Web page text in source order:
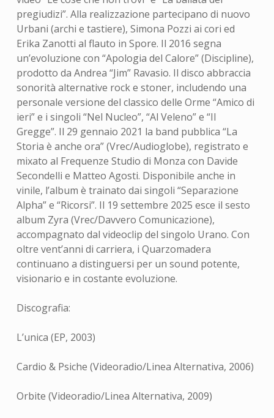
pregiudizi”. Alla realizzazione partecipano di nuovo
Urbani (archi e tastiere), Simona Pozzi ai cori ed
Erika Zanotti al flauto in Spore. Il 2016 segna
un’evoluzione con “Apologia del Calore” (Discipline),
prodotto da Andrea “Jim” Ravasio. Il disco abbraccia
sonorità alternative rock e stoner, includendo una
personale versione del classico delle Orme “Amico di
ieri” e i singoli “Nel Nucleo”, “Al Veleno” e “Il
Gregge”. Il 29 gennaio 2021 la band pubblica “La
Storia è anche ora” (Vrec/Audioglobe), registrato e
mixato al Frequenze Studio di Monza con Davide
Secondelli e Matteo Agosti. Disponibile anche in
vinile, l’album è trainato dai singoli “Separazione
Alpha” e “Ricorsi”. Il 19 settembre 2025 esce il sesto
album Zyra (Vrec/Davvero Comunicazione),
accompagnato dal videoclip del singolo Urano. Con
oltre vent’anni di carriera, i Quarzomadera
continuano a distinguersi per un sound potente,
visionario e in costante evoluzione.
Discografia:
L’unica (EP, 2003)
Cardio & Psiche (Videoradio/Linea Alternativa, 2006)
Orbite (Videoradio/Linea Alternativa, 2009)